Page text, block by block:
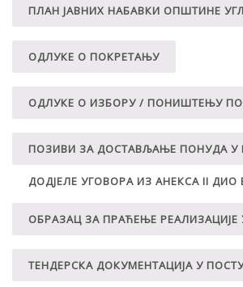
ПЛАН ЈАВНИХ НАБАВКИ ОПШТИНЕ
ОДЛУКЕ О ПОКРЕТАЊУ
ОДЛУКЕ О ИЗБОРУ / ПОНИШТЕЊУ
ПОЗИВИ ЗА ДОСТАВЉАЊЕ ПОНУДА У
ДОДЈЕЛЕ УГОВОРА ИЗ АНЕКСА II ДИО
ОБРАЗАЦ ЗА ПРАЋЕЊЕ РЕАЛИЗАЦИЈЕ
TЕНДЕРСКА ДОКУМЕНТАЦИЈА У